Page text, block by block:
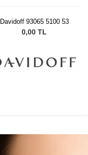
Davidoff 93065 5100 53
0,00 TL